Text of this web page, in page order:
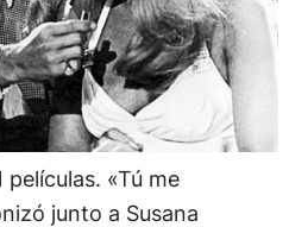
«Tú me
junto a Susana